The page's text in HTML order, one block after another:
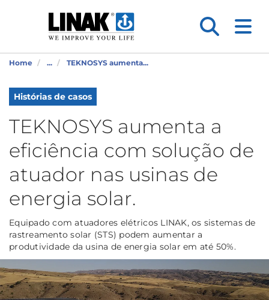
Home ... TEKNOSYS aumenta...
Histórias de casos
TEKNOSYS aumenta a
eficiência com solução de
atuador nas usinas de
energia solar.
Equipado com atuadores elétricos LINAK, os sistemas de
rastreamento solar (STS) podem aumentar a
produtividade da usina de energia solar em até 50%.